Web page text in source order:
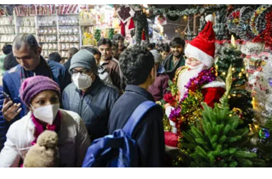
കാണാതായെന്ന പരാതിയില്‍ നടത്തിയ
അന്വേഷണത്തിലാണ് മൃതദേഹം കണ്ടെത്തിയത്.
സംഭവത്തില്‍ ഹിമാന്‍ഷിയുടെ സുഹൃത്ത് അബ്ദുല്‍
ഗഫൂറി (32)ക്കെതിരെ ഫസ്റ്റ് ഡിഗ്രി മര്‍ഡര്‍ കുറ്റത്തിന്
പൊലീസ് വാറണ്ട് പുറപ്പെടുവിച്ചിട്ടുണ്ട്.കാനഡയില്‍
ഇന്ത്യന്‍ പൗരന്മാരുടെ സുരക്ഷയെക്കുറിച്ച് വീണ്ടും
ആശങ്ക ഉയര്‍ത്തുന്നതാണ് ഈ സംഭവങ്ങള്‍.